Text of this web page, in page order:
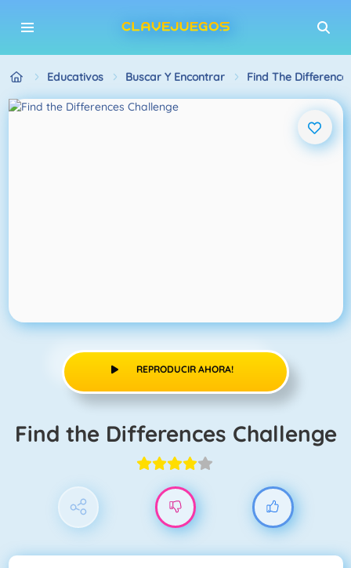
Educativos Buscar Y Encontrar Find The
REPRODUCIR AHORA!
Find the Differences Challenge